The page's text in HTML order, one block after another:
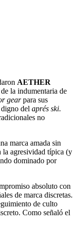
AETHER
la indumentaria de
gearpara sus
del aprés ski.
no
marca amada sin
la agresividad típica (y
dominado por
absoluto con
de marca discretas.
de culto
Como señaló el